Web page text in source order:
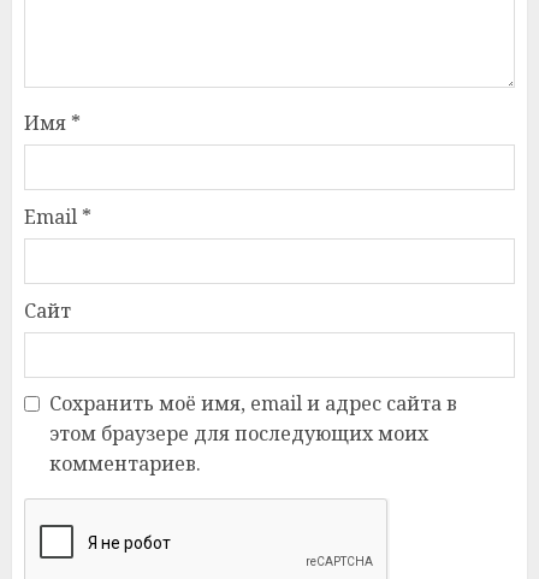
Имя *
Email *
Сайт
Сохранить моё имя, email и адрес сайта в
этом браузере для последующих моих
комментариев.